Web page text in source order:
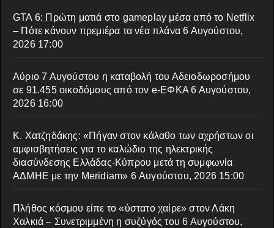
GTA 6: Πρώτη ματιά στο gameplay μέσα από το Netflix
– Πότε κάνουν πρεμιέρα τα νέα πλάνα 6 Αυγούστου,
2026 17:00
Αύριο 7 Αυγούστου η καταβολή του Αδειοδωροσήμου
σε 91.455 οικοδόμους από τον e-ΕΦΚΑ 6 Αυγούστου,
2026 16:00
Κ. Χατζηδάκης: «Πήγαν στον κάλαθο των αχρήστων οι
αμφισβητήσεις για το καλώδιο της ηλεκτρικής
διασύνδεσης Ελλάδας-Κύπρου μετά τη συμφωνία
ΑΔΜΗΕ με την Meridiam» 6 Αυγούστου, 2026 15:00
Πλήθος κόσμου είπε το «ύστατο χαίρε» στον Λάκη
Χαλκιά – Συνετριμμένη η συζύγός του 6 Αυγούστου,